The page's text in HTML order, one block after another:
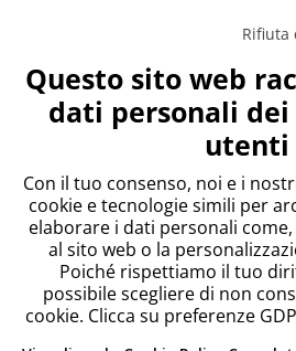
Meta
Accedi
Feed dei
Feed dei
Rifiuta
Questo sito web
dati personali
utenti
Con il tuo consenso, noi e i
cookie e tecnologie simili per
elaborare i dati personali
al sito web o la
Poiché rispettiamo il tuo
possibile scegliere di non
cookie. Clicca su preferenze